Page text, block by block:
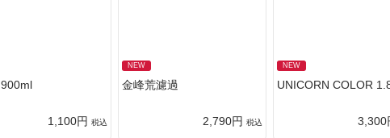
1,100円 税込
NEW
金峰荒濾過
2,790円 税込
NEW
UNICORN COLOR
3,300